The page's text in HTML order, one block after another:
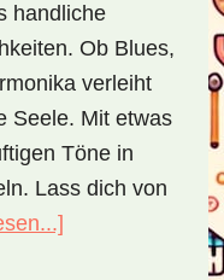
handliche
Ob Blues,
verleiht
Seele. Mit etwas
Töne in
Lass dich von